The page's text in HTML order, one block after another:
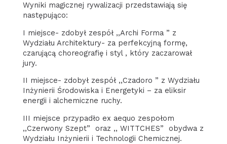
Wyniki magicznej rywalizacji przedstawiają się
następująco:
I miejsce- zdobył zespół ,,Archi Forma ” z
Wydziału Architektury- za perfekcyjną formę,
czarującą choreografię i styl , który zaczarował
jury.
II miejsce- zdobył zespół ,,Czadoro ” z Wydziału
Inżynierii Środowiska i Energetyki – za eliksir
energii i alchemiczne ruchy.
III miejsce przypadło ex aequo zespołom
,,Czerwony Szept” oraz ,, WITTCHES” obydwa z
Wydziału Inżynierii i Technologii Chemicznej.